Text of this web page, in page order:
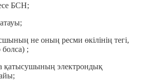
БСН;
не оның ресми өкілінің тегі,
болса) ;
электрондық